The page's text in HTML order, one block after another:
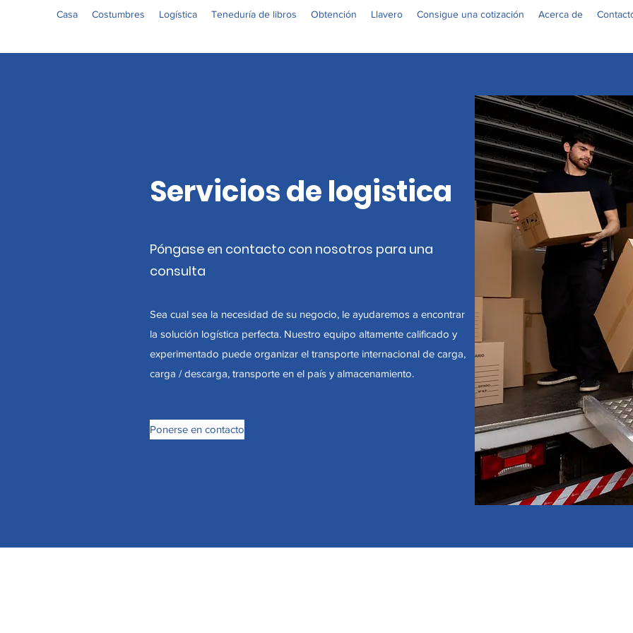
Casa Costumbres Logística Teneduría de libros Obtención Llavero Consigue una cotización Acerca de
Servicios de logistica
Póngase en contacto con nosotros para una
consulta
Sea cual sea la necesidad de su negocio, le ayudaremos a encontrar
la solución logística perfecta. Nuestro equipo altamente calificado y
experimentado puede organizar el transporte internacional de carga,
carga / descarga, transporte en el país y almacenamiento.
Ponerse en contacto